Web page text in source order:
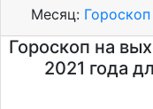
Месяц:
Гороскоп на
2021 года